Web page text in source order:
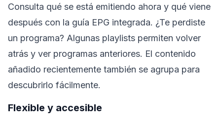
Consulta qué se está emitiendo ahora y qué viene
después con la guía EPG integrada. ¿Te perdiste
un programa? Algunas playlists permiten volver
atrás y ver programas anteriores. El contenido
añadido recientemente también se agrupa para
descubrirlo fácilmente.
Flexible y accesible